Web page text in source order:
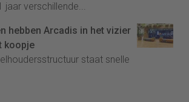
jaar verschillende...
hebben Arcadis in het vizier
koopje
staat snelle